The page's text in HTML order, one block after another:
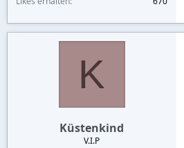
K
Küstenkind
V.I.P